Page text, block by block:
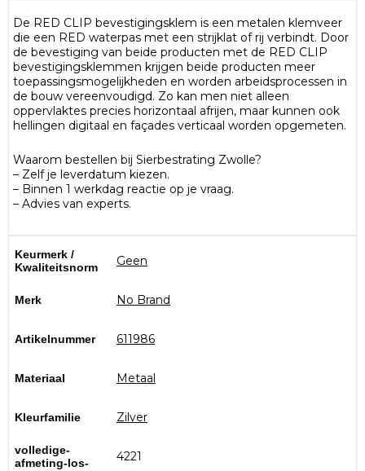
De RED CLIP bevestigingsklem is een metalen klemveer
die een RED waterpas met een strijklat of rij verbindt. Door
de bevestiging van beide producten met de RED CLIP
bevestigingsklemmen krijgen beide producten meer
toepassingsmogelijkheden en worden arbeidsprocessen in
de bouw vereenvoudigd. Zo kan men niet alleen
oppervlaktes precies horizontaal afrijen, maar kunnen ook
hellingen digitaal en façades verticaal worden opgemeten.
Waarom bestellen bij Sierbestrating Zwolle?
– Zelf je leverdatum kiezen.
– Binnen 1 werkdag reactie op je vraag.
– Advies van experts.
Keurmerk /
Kwaliteitsnorm
Geen
Merk No Brand
Artikelnummer 611986
Materiaal Metaal
Kleurfamilie Zilver
volledige-
afmeting-los-
4221